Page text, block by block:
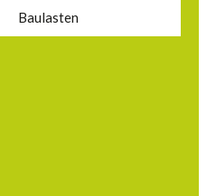
Baulasten